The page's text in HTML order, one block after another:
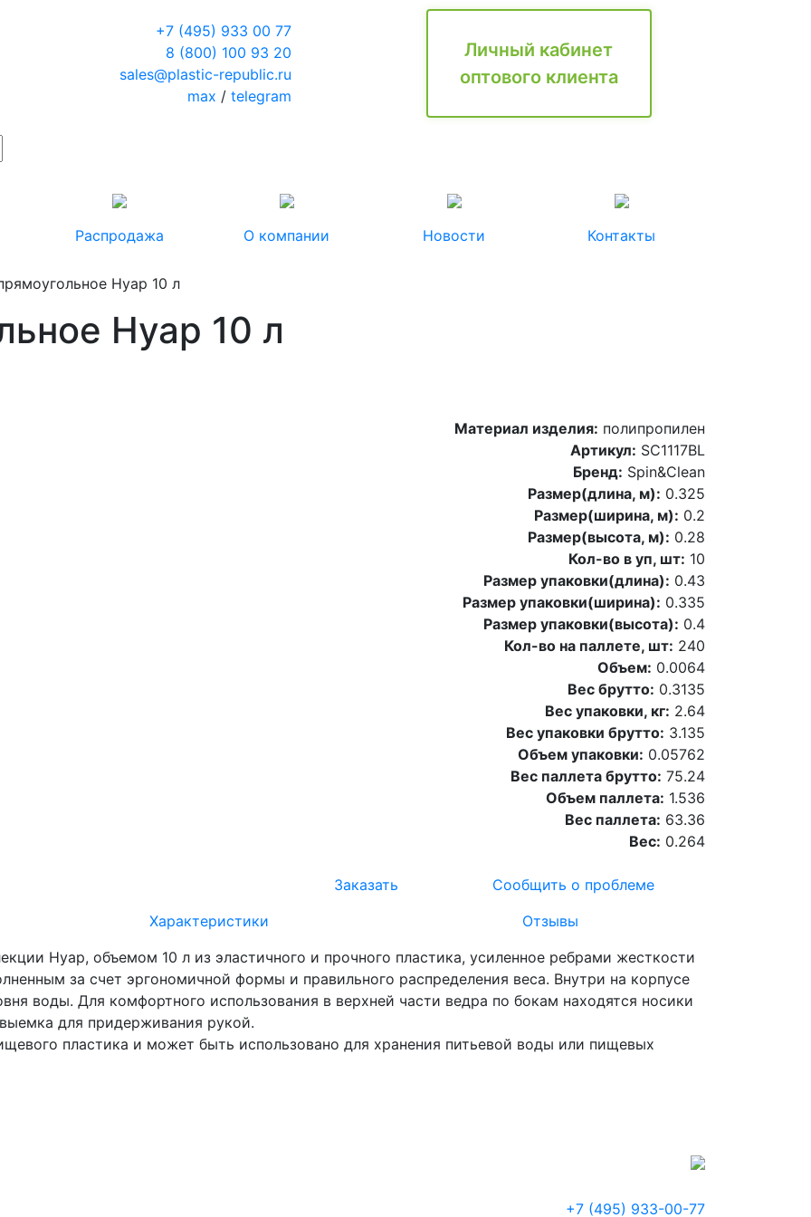
+7 (495) 933 00 77
8 (800) 100 93 20
sales@plastic-republic.ru
max / telegram
Личный кабинет
оптового клиента
Распродажа О компании Новости Контакты
Нуар 10 л
Нуар 10 л
Материал изделия: полипропилен
Артикул: SC1117BL
Бренд: Spin&Clean
Размер(длина, м): 0.325
Размер(ширина, м): 0.2
Размер(высота, м): 0.28
Кол-во в уп, шт: 10
Размер упаковки(длина): 0.43
Размер упаковки(ширина): 0.335
Размер упаковки(высота): 0.4
Кол-во на паллете, шт: 240
Объем: 0.0064
Вес брутто: 0.3135
Вес упаковки, кг: 2.64
Вес упаковки брутто: 3.135
Объем упаковки: 0.05762
Вес паллета брутто: 75.24
Объем паллета: 1.536
Вес паллета: 63.36
Вес: 0.264
Заказать
Сообщить о проблеме
Характеристики
Отзывы
Нуар, объемом 10 л из эластичного и прочного пластика, усиленное ребрами жесткости
за счет эргономичной формы и правильного распределения веса. Внутри на корпусе
воды. Для комфортного использования в верхней части ведра по бокам находятся носики
для придерживания рукой.
пластика и может быть использовано для хранения питьевой воды или пищевых
+7 (495) 933-00-77